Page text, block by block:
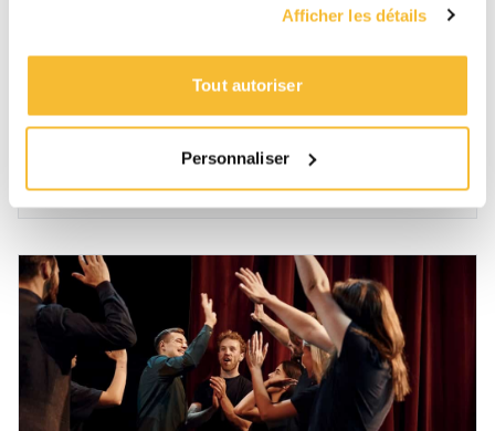
Afficher les détails
Tout autoriser
Personnaliser
PRODUCTION ET ADMINISTRATION
?